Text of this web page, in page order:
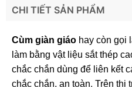
CHI TIẾT SẢN PHẨM
Cùm giàn giáo hay còn gọi
làm bằng vật liệu sắt thép
chắc chắn dùng để liên kết
chắc chắn, an toàn. Trên thị